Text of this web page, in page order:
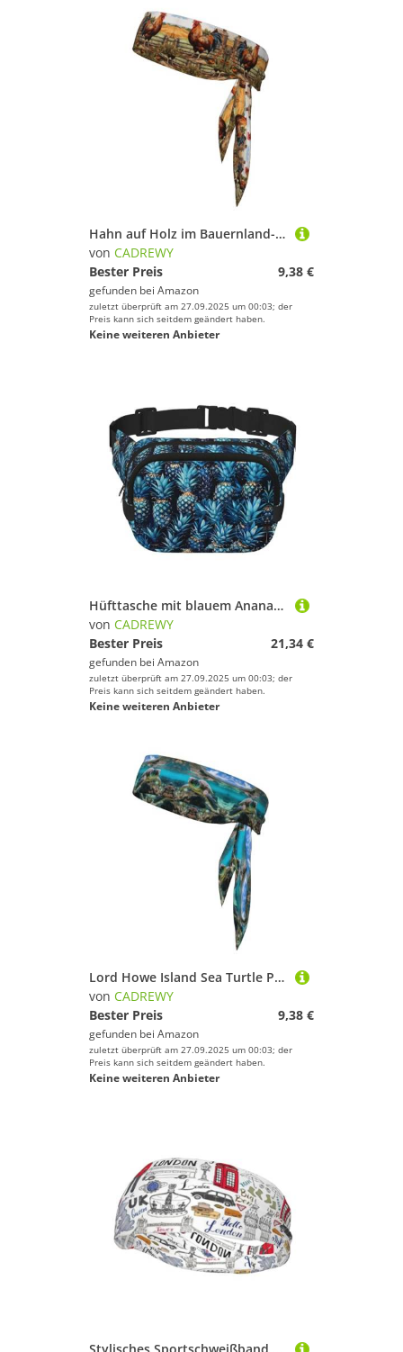
Hahn auf Holz im Bauernland-Druck, schnelltrocknend, Sport-Kopfband, feuchtigkeitsableitendes Stirnband für Damen und Herren für Tennis
von CADREWY
Bester Preis
9,38 €
gefunden bei Amazon
zuletzt überprüft am 27.09.2025 um 00:03; der
Preis kann sich seitdem geändert haben.
Keine weiteren Anbieter
Hüfttasche mit blauem Ananas-Druck, quadratisch, doppellagig, Reise- und Workout-Zubehör, Schwarz, Einheitsgröße
von CADREWY
Bester Preis
21,34 €
gefunden bei Amazon
zuletzt überprüft am 27.09.2025 um 00:03; der
Preis kann sich seitdem geändert haben.
Keine weiteren Anbieter
Lord Howe Island Sea Turtle Print Quick Drying Sports Head Tie Moisture Wicking Headband for Men and Women for Tennis
von CADREWY
Bester Preis
9,38 €
gefunden bei Amazon
zuletzt überprüft am 27.09.2025 um 00:03; der
Preis kann sich seitdem geändert haben.
Keine weiteren Anbieter